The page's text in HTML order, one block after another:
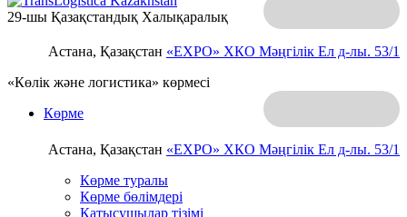
Астана, Қазақстан «EXPO» ХКО Мәңгілік Ел д-лы. 53/1
29-шы Қазақстандық Халықаралық
«Көлік және логистика» көрмесі
Астана, Қазақстан «EXPO» ХКО Мәңгілік Ел д-лы. 53/1
Көрме
Көрме туралы
Көрме бөлімдері
Қатысушылар тізімі